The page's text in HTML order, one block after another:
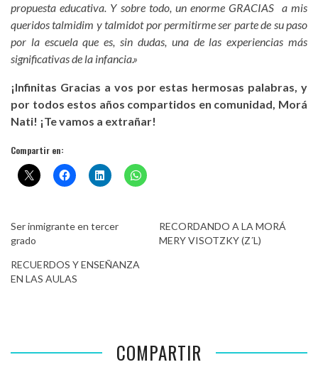
propuesta educativa. Y sobre todo, un enorme GRACIAS a mis
queridos talmidim y talmidot por permitirme ser parte de su paso
por la escuela que es, sin dudas, una de las experiencias más
significativas de la infancia.»
¡Infinitas Gracias a vos por estas hermosas palabras, y
por todos estos años compartidos en comunidad, Morá
Nati! ¡Te vamos a extrañar!
Compartir en:
Ser inmigrante en tercer
grado
RECORDANDO A LA MORÁ
MERY VISOTZKY (Z´L)
RECUERDOS Y ENSEÑANZA
EN LAS AULAS
COMPARTIR